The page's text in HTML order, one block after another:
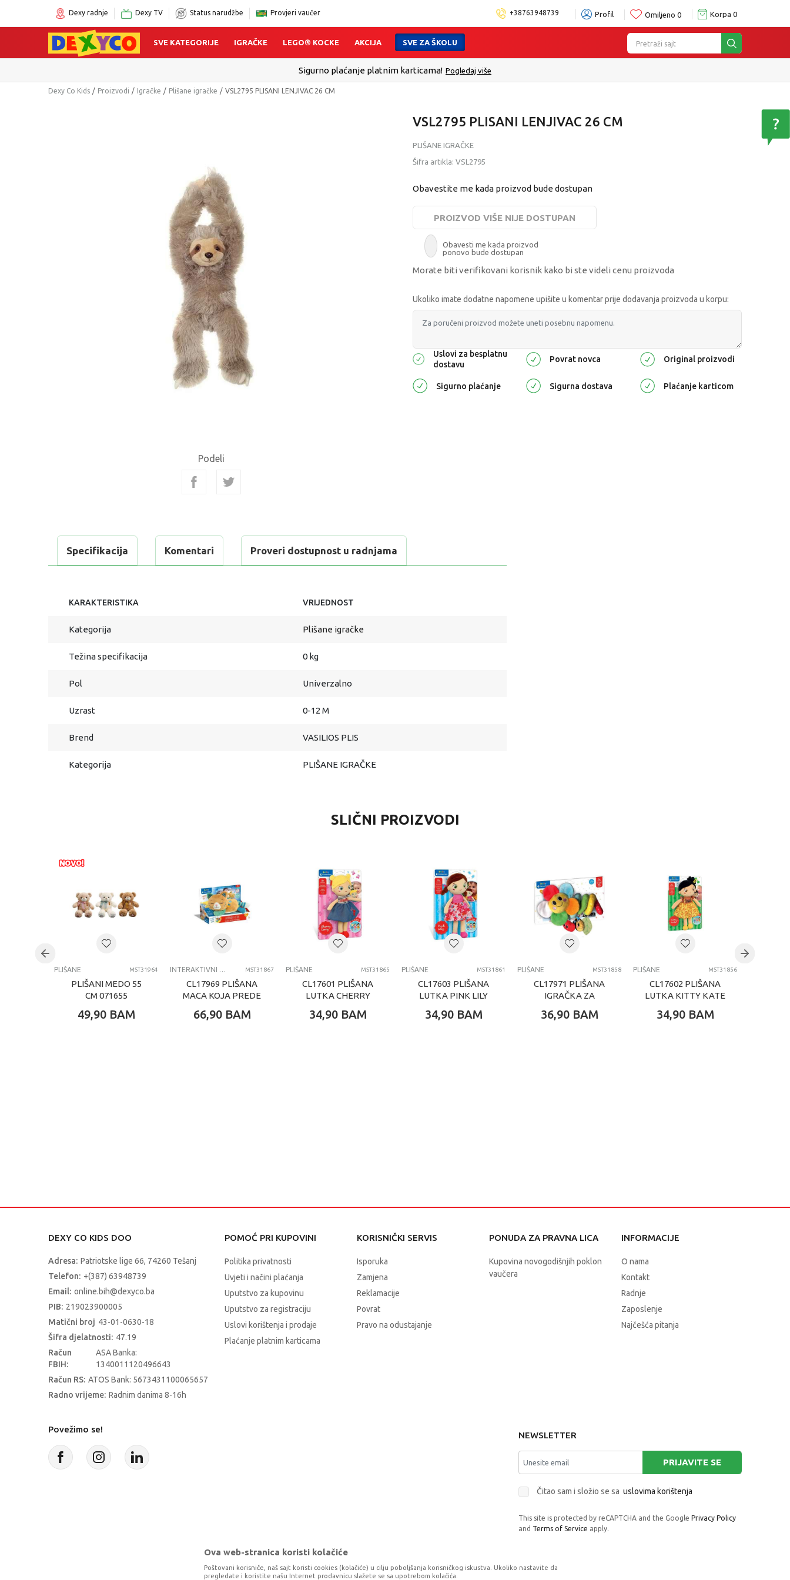
Dexy radnje Dexy TV Status narudžbe Provjeri vaučer +38763948739 Profil Omiljeno 0 Korpa 0
Pretraži sajt
SVE KATEGORIJE IGRAČKE LEGO® KOCKE AKCIJA SVE ZA ŠKOLU
Click&Collect - Platite karticom Online i preuzmite u prodavnici po Vašem izboru
Dexy Co Kids Proizvodi Igračke Plišane igračke VSL2795 PLISANI LENJIVAC 26 CM
Podeli
VSL2795 PLISANI LENJIVAC 26 CM
PLIŠANE IGRAČKE
Šifra artikla: VSL2795
Obavestite me kada proizvod bude dostupan
PROIZVOD VIŠE NIJE DOSTUPAN
Obavesti me kada proizvod
ponovo bude dostupan
Morate biti verifikovani korisnik kako bi ste videli cenu proizvoda
Ukoliko imate dodatne napomene upišite u komentar prije dodavanja proizvoda u korpu:
Uslovi za besplatnu
dostavu
Povrat novca Original proizvodi
Sigurno plaćanje Sigurna dostava Plaćanje karticom
Specifikacija Komentari Proveri dostupnost u radnjama
KARAKTERISTIKA VRIJEDNOST
Kategorija Plišane igračke
Težina specifikacija 0 kg
Pol Univerzalno
Uzrast 0-12 M
Brend VASILIOS PLIS
Kategorija PLIŠANE IGRAČKE
SLIČNI PROIZVODI
PLIŠANE MST31964
PLIŠANI MEDO 55
CM 071655
49,90 BAM
INTERAKTIVNI PLIŠ MST31867
CL17969 PLIŠANA
MACA KOJA PREDE
66,90 BAM
PLIŠANE MST31865
CL17601 PLIŠANA
LUTKA CHERRY
34,90 BAM
PLIŠANE MST31861
CL17603 PLIŠANA
LUTKA PINK LILY
34,90 BAM
PLIŠANE MST31858
CL17971 PLIŠANA
IGRAČKA ZA
36,90 BAM
PLIŠANE MST31856
CL17602 PLIŠANA
LUTKA KITTY KATE
34,90 BAM
DEXY CO KIDS DOO
Adresa: Patriotske lige 66, 74260 Tešanj
Telefon: +(387) 63948739
Email: online.bih@dexyco.ba
PIB: 219023900005
Matični broj 43-01-0630-18
Šifra djelatnosti: 47.19
Račun
FBIH:
ASA Banka:
1340011120496643
Račun RS: ATOS Bank: 5673431100065657
Radno vrijeme: Radnim danima 8-16h
POMOĆ PRI KUPOVINI
Politika privatnosti
Uvjeti i načini plaćanja
Uputstvo za kupovinu
Uputstvo za registraciju
Uslovi korištenja i prodaje
Plaćanje platnim karticama
KORISNIČKI SERVIS
Isporuka
Zamjena
Reklamacije
Povrat
Pravo na odustajanje
PONUDA ZA PRAVNA LICA
Kupovina novogodišnjih poklon
vaučera
INFORMACIJE
O nama
Kontakt
Radnje
Zaposlenje
Najčešća pitanja
Povežimo se!
NEWSLETTER
PRIJAVITE SE
Čitao sam i složio se sa uslovima korištenja
This site is protected by reCAPTCHA and the Google Privacy Policy
and Terms of Service apply.
Ova web-stranica koristi kolačiće
Poštovani korisniče, naš sajt koristi cookies (kolačiće) u cilju poboljšanja korisničkog iskustva. Ukoliko nastavite da
pregledate i koristite našu Internet prodavnicu slažete se sa upotrebom kolačića.